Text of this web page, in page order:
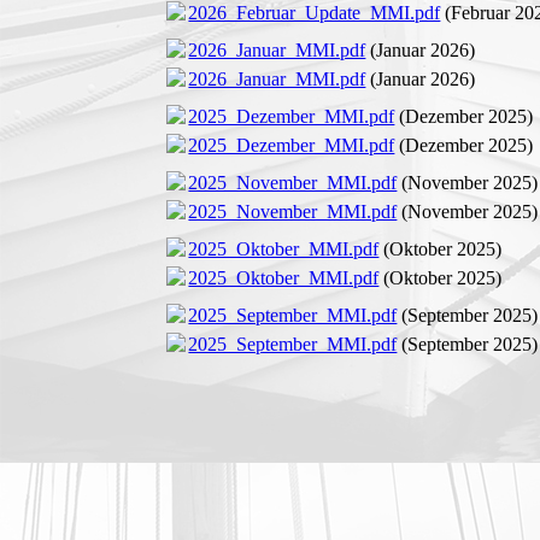
2026_Februar_Update_MMI.pdf(Februar
2026_Januar_MMI.pdf(Januar 2026)
2026_Januar_MMI.pdf(Januar 2026)
2025_Dezember_MMI.pdf(Dezember 2025)
2025_Dezember_MMI.pdf(Dezember 2025)
2025_November_MMI.pdf(November 2025)
2025_November_MMI.pdf(November 2025)
2025_Oktober_MMI.pdf(Oktober 2025)
2025_Oktober_MMI.pdf(Oktober 2025)
2025_September_MMI.pdf(September 2025)
2025_September_MMI.pdf(September 2025)